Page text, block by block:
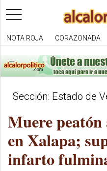
toggle
navigation
NOTA ROJA CORAZONADA
Sección: Estado de
Muere
en Xalapa;
infarto